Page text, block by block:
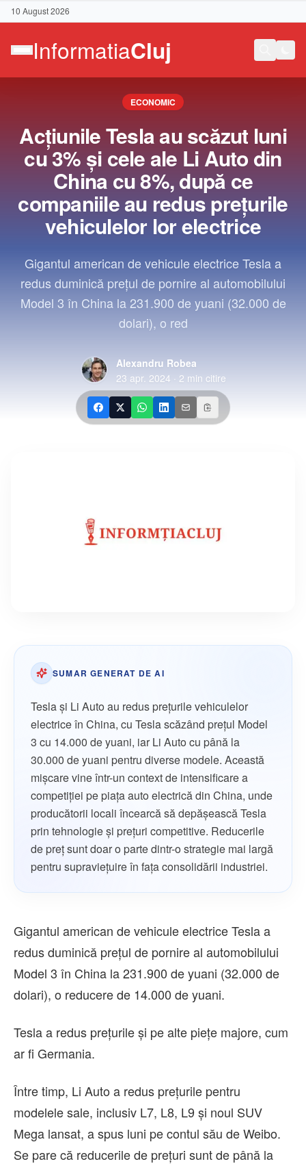
10 August 2026
Contact
ECONOMIC
Acţiunile Tesla au scăzut luni
cu 3% şi cele ale Li Auto din
China cu 8%, după ce
companiile au redus preţurile
vehiculelor lor electrice
Gigantul american de vehicule electrice Tesla a
redus duminică preţul de pornire al automobilului
Model 3 în China la 231.900 de yuani (32.000 de
dolari), o red
Alexandru Robea
23 apr. 2024 · 2 min citire
SUMAR GENERAT DE AI
Tesla și Li Auto au redus prețurile vehiculelor
electrice în China, cu Tesla scăzând prețul Model
3 cu 14.000 de yuani, iar Li Auto cu până la
30.000 de yuani pentru diverse modele. Această
mișcare vine într-un context de intensificare a
competiției pe piața auto electrică din China, unde
producătorii locali încearcă să depășească Tesla
prin tehnologie și prețuri competitive. Reducerile
de preț sunt doar o parte dintr-o strategie mai largă
pentru supraviețuire în fața consolidării industriei.
Gigantul american de vehicule electrice Tesla a
redus duminică preţul de pornire al automobilului
Model 3 în China la 231.900 de yuani (32.000 de
dolari), o reducere de 14.000 de yuani.
Tesla a redus preţurile şi pe alte pieţe majore, cum
ar fi Germania.
Între timp, Li Auto a redus preţurile pentru
modelele sale, inclusiv L7, L8, L9 şi noul SUV
Mega lansat, a spus luni pe contul său de Weibo.
Se pare că reducerile de preţuri sunt de până la